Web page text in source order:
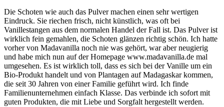
Die Schoten wie auch das Pulver machen einen sehr wertigen
Eindruck. Sie riechen frisch, nicht künstlich, was oft bei
Vanillestangen aus dem normalen Handel der Fall ist. Das Pulver ist
wirklich fein gemahlen, die Schoten glänzen richtig schön. Ich hatte
vorher von Madavanilla noch nie was gehört, war aber neugierig
und habe mich nun auf der Homepage www.madavanilla.de mal
umgesehen. Es ist wirklich toll, dass es sich bei der Vanille um ein
Bio-Produkt handelt und von Plantagen auf Madagaskar kommen,
die seit 30 Jahren von einer Familie geführt wird. Ich finde
Familienunternehmen einfach Klasse. Das verbinde ich sofort mit
guten Produkten, die mit Liebe und Sorgfalt hergestellt werden.